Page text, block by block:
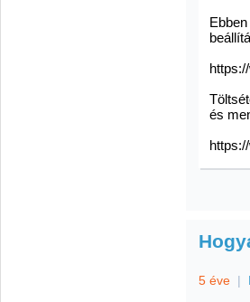
és
5 éve |